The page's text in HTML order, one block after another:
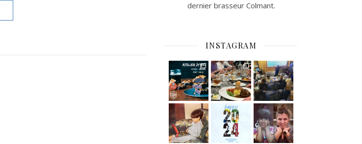
dernier brasseur Colmant.
INSTAGRAM
C’est déjà mercredi !
Viens
, du beau Et tou